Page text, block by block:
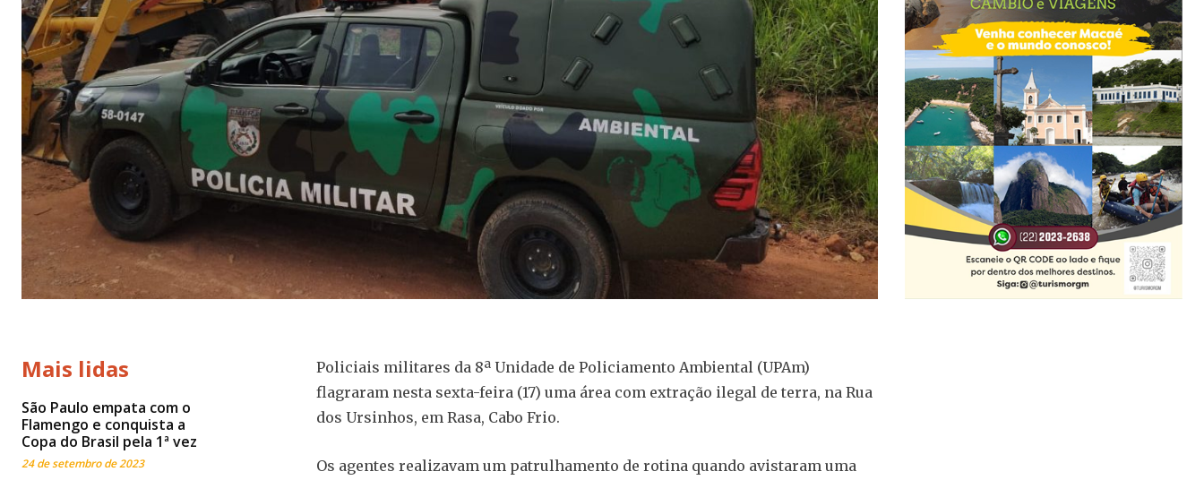
Mais lidas
São Paulo empata com o
Flamengo e conquista a
Copa do Brasil pela 1ª vez
24 de setembro de 2023
Policiais militares da 8ª Unidade de Policiamento Ambiental (UPAm)
flagraram nesta sexta-feira (17) uma área com extração ilegal de terra, na Rua
dos Ursinhos, em Rasa, Cabo Frio.
Os agentes realizavam um patrulhamento de rotina quando avistaram uma